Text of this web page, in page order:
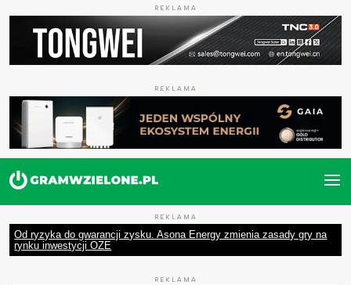
REKLAMA
REKLAMA
REKLAMA
Od ryzyka do gwarancji zysku. Asona Energy zmienia zasady gry na
rynku inwestycji OZE
REKLAMA